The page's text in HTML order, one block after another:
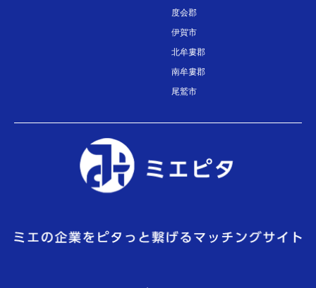
度会郡
伊賀市
北牟婁郡
南牟婁郡
尾鷲市